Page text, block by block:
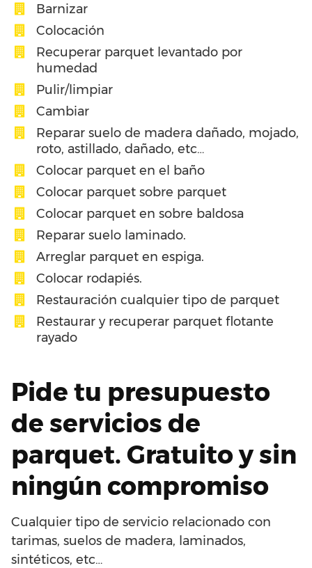
Barnizar
Colocación
Recuperar parquet levantado por
humedad
Pulir/limpiar
Cambiar
Reparar suelo de madera dañado, mojado,
roto, astillado, dañado, etc…
Colocar parquet en el baño
Colocar parquet sobre parquet
Colocar parquet en sobre baldosa
Reparar suelo laminado.
Arreglar parquet en espiga.
Colocar rodapiés.
Restauración cualquier tipo de parquet
Restaurar y recuperar parquet flotante
rayado
Pide tu presupuesto
de servicios de
parquet. Gratuito y sin
ningún compromiso
Cualquier tipo de servicio relacionado con
tarimas, suelos de madera, laminados,
sintéticos, etc…